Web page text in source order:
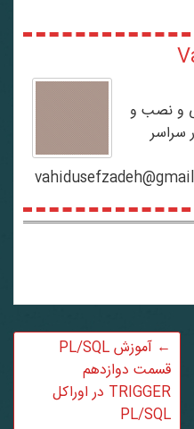
نصب و
آموزش PL/SQL
قسمت دوازدهم
TRIGGER در اوراکل
PL/SQL